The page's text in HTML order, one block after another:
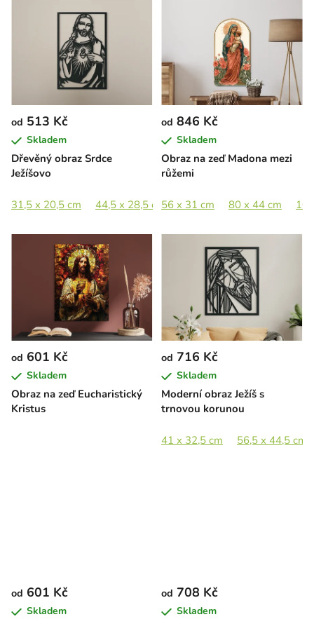
Dřevěný obraz Srdce
Ježíšovo
od 513 Kč
Skladem
31,5 x 20,5 cm 44,5 x 28,5 cm 65 x 41,5 cm 89 x 57 cm
Obraz na zeď Madona mezi
růžemi
od 846 Kč
Skladem
56 x 31 cm 80 x 44 cm
Obraz na zeď Eucharistický
Kristus
od 601 Kč
Skladem
Moderní obraz Ježíš s
trnovou korunou
od 716 Kč
Skladem
41 x 32,5 cm 56,5 x 44,5 cm
od 601 Kč
Skladem
od 708 Kč
Skladem